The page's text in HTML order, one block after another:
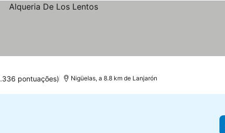
pontuações) Nigüelas, a 8.8 km de Lanjarón